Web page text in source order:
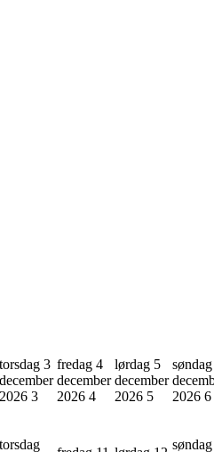
torsdag 3
december
2026 3
fredag 4
december
2026 4
lørdag 5
december
2026 5
2026 6
torsdag søndag